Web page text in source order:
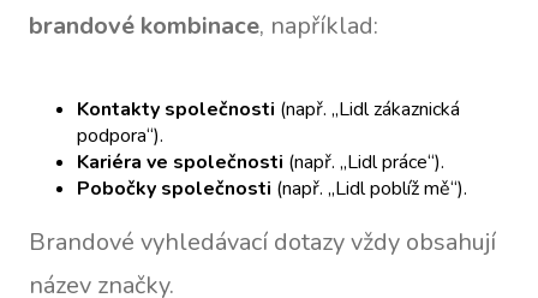
brandové kombinace, například:
Kontakty společnosti (např. „Lidl zákaznická
podpora“).
Kariéra ve společnosti (např. „Lidl práce“).
Pobočky společnosti (např. „Lidl poblíž mě“).
Brandové vyhledávací dotazy vždy obsahují
název značky.